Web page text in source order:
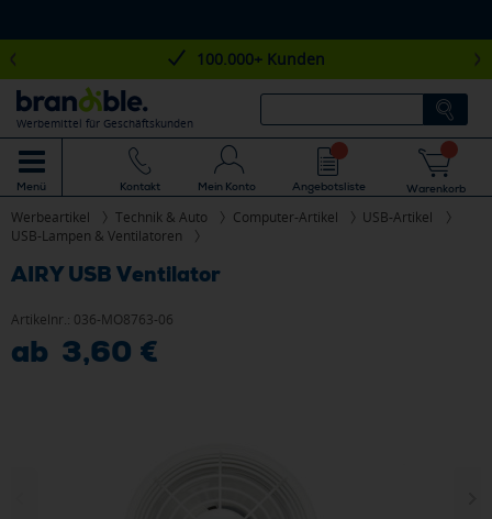
100.000+ Kunden
Werbemittel für Geschäftskunden
Menü Kontakt Mein Konto Angebotsliste Warenkorb
Werbeartikel Technik & Auto Computer-Artikel
USB-Artikel
USB-Lampen & Ventilatoren
AIRY USB Ventilator
Artikelnr.: 036-MO8763-06
ab 3,60 €